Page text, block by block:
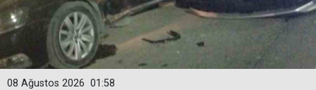
01:58
08 Ağustos 2026